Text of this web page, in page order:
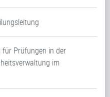
Prüfungen in der
im